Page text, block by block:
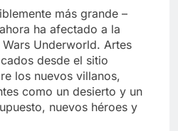
más grande –
ha afectado a la
Underworld. Artes
desde el sitio
los nuevos villanos,
como un desierto y un
nuevos héroes y